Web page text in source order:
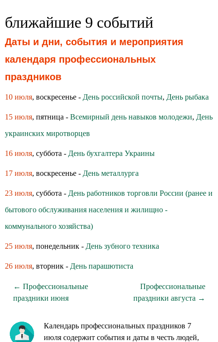
ближайшие 9 событий
Даты и дни, события и мероприятия
календаря профессиональных
праздников
10 июля, воскресенье - День российской почты, День рыбака
15 июля, пятница - Всемирный день навыков молодежи, День
украинских миротворцев
16 июля, суббота - День бухгалтера Украины
17 июля, воскресенье - День металлурга
23 июля, суббота - День работников торговли России (ранее и
бытового обслуживания населения и жилищно -
коммунального хозяйства)
25 июля, понедельник - День зубного техника
26 июля, вторник - День парашютиста
← Профессиональные
праздники июня
Профессиональные
праздники августа →
Календарь профессиональных праздников 7
июля содержит события и даты в честь людей,